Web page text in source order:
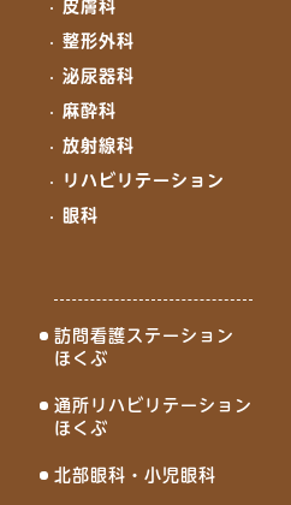
皮膚科
整形外科
泌尿器科
麻酔科
放射線科
リハビリテーション
眼科
訪問看護ステーション
ほくぶ
通所リハビリテーション
ほくぶ
北部眼科・小児眼科